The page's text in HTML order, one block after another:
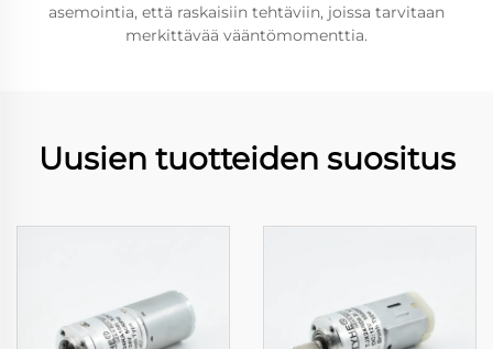
asemointia, että raskaisiin tehtäviin, joissa tarvitaan
merkittävää vääntömomenttia.
Uusien tuotteiden suositus